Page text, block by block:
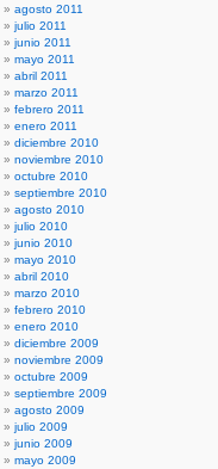
agosto 2011
julio 2011
junio 2011
mayo 2011
abril 2011
marzo 2011
febrero 2011
enero 2011
diciembre 2010
noviembre 2010
octubre 2010
septiembre 2010
agosto 2010
julio 2010
junio 2010
mayo 2010
abril 2010
marzo 2010
febrero 2010
enero 2010
diciembre 2009
noviembre 2009
octubre 2009
septiembre 2009
agosto 2009
julio 2009
junio 2009
mayo 2009